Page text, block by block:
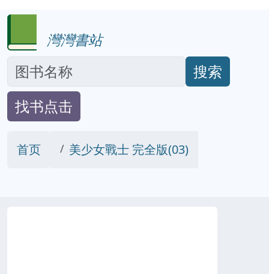
灣灣書站
搜索
找书点击
首页 美少女戰士 完全版(03)